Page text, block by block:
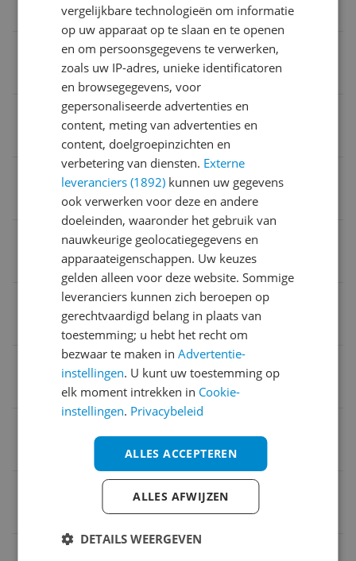
USB Type-A
Toetsenbord indeling
Portugees
Multimediasneltoetsen
Type toetsen
Drukknoppen
Type toetsenbord connectie
Draadloos
Taal toetsenbordindeling
Portugees
Per toets apart verlicht
Numeriek keypad
vergelijkbare technologieën om informatie
op uw apparaat op te slaan en te openen
en om persoonsgegevens te verwerken,
zoals uw IP-adres, unieke identificatoren
en browsegegevens, voor
gepersonaliseerde advertenties en
content, meting van advertenties en
content, doelgroepinzichten en
verbetering van diensten. Externe
leveranciers (1892) kunnen uw gegevens
ook verwerken voor deze en andere
doeleinden, waaronder het gebruik van
nauwkeurige geolocatiegegevens en
apparaateigenschappen. Uw keuzes
gelden alleen voor deze website. Sommige
leveranciers kunnen zich beroepen op
gerechtvaardigd belang in plaats van
toestemming; u hebt het recht om
bezwaar te maken inAdvertentie-
instellingen. U kunt uw toestemming op
elk moment intrekken in Cookie-
instellingen. Privacybeleid
ALLES ACCEPTEREN
ALLES AFWIJZEN
DETAILS WEERGEVEN